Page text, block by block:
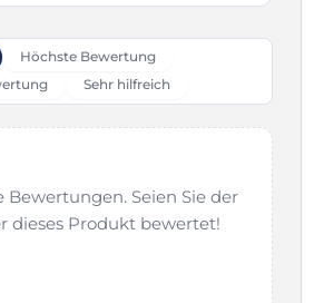
Höchste Bewertung
Sehr hilfreich
Bewertungen. Seien Sie der
dieses Produkt bewertet!